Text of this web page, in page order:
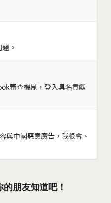
。
審查機制，登入具名貢獻
與中國惡意廣告，我很會、
朋友知道吧！